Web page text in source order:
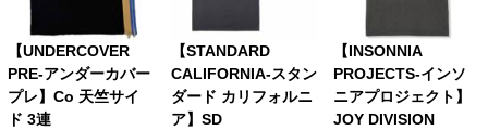
【UNDERCOVER
PRE-アンダーカバー
プレ】Co 天竺サイ
ド 3連
【STANDARD
CALIFORNIA-スタン
ダード カリフォルニ
ア】SD
【INSONNIA
PROJECTS-インソ
ニアプロジェクト】
JOY DIVISION